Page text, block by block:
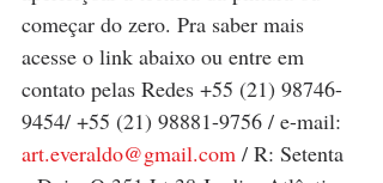
começar do zero. Pra saber mais
acesse o link abaixo ou entre em
contato pelas Redes +55 (21) 98746-
9454/ +55 (21) 98881-9756 / e-mail:
art.everaldo@gmail.com / R: Setenta